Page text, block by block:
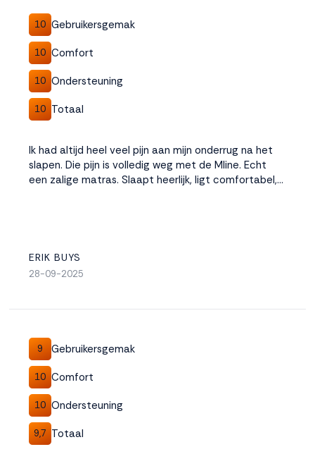
10 Gebruikersgemak
10 Comfort
10 Ondersteuning
10 Totaal
Ik had altijd heel veel pijn aan mijn onderrug na het
slapen. Die pijn is volledig weg met de Mline. Echt
een zalige matras. Slaapt heerlijk, ligt comfortabel,…
ERIK BUYS
28-09-2025
9 Gebruikersgemak
10 Comfort
10 Ondersteuning
9,7 Totaal